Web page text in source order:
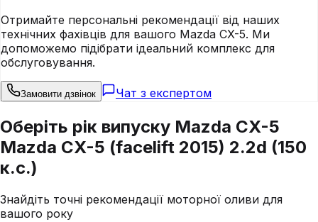
Отримайте персональні рекомендації від наших
технічних фахівців для вашого Mazda CX-5. Ми
допоможемо підібрати ідеальний комплекс для
обслуговування.
Замовити дзвінок Чат з експертом
Оберіть рік випуску Mazda CX-5
Mazda CX-5 (facelift 2015) 2.2d (150
к.с.)
Знайдіть точні рекомендації моторної оливи для
вашого року